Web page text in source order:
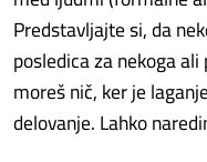
Predstavljajte si, da
posledica za nekoga
moreš nič, ker je
delovanje. Lahko